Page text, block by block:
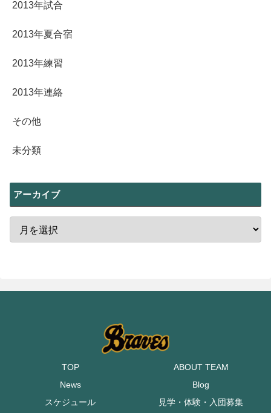
2013年試合
2013年夏合宿
2013年練習
2013年連絡
その他
未分類
アーカイブ
TOP
ABOUT TEAM
News
Blog
スケジュール
見学・体験・入団募集